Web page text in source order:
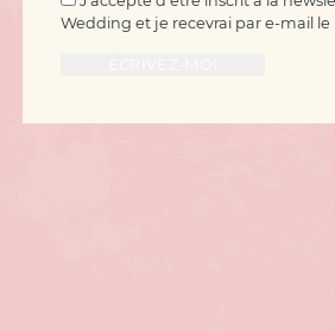
Wedding et je recevrai par e-mail